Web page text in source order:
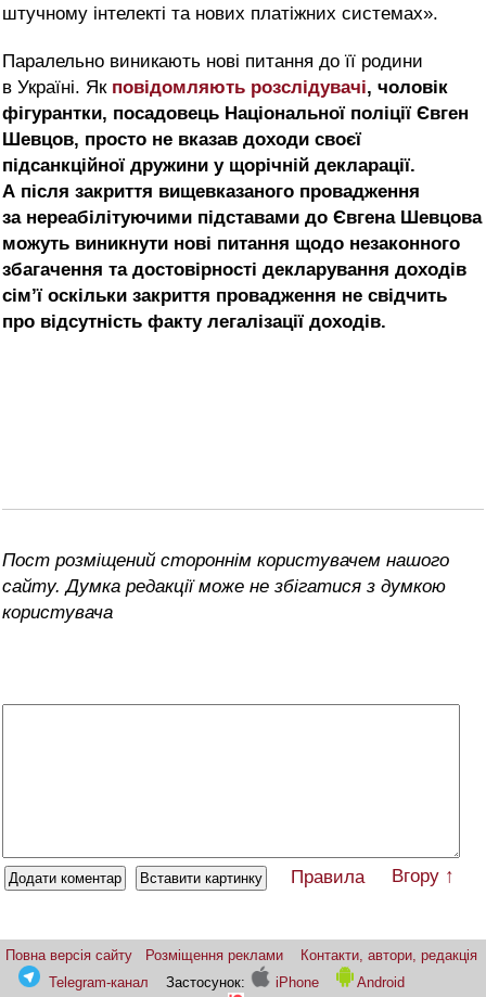
штучному інтелекті та нових платіжних системах».
Паралельно виникають нові питання до її родини
в Україні. Якповідомляють розслідувачі, чоловік
фігурантки, посадовець Національної поліції Євген
Шевцов, просто не вказав доходи своєї
підсанкційної дружини у щорічній декларації.
А після закриття вищевказаного провадження
за нереабілітуючими підставами до Євгена Шевцова
можуть виникнути нові питання щодо незаконного
збагачення та достовірності декларування доходів
сім’ї оскільки закриття провадження не свідчить
про відсутність факту легалізації доходів.
Пост розміщений стороннім користувачем нашого
сайту. Думка редакції може не збігатися з думкою
користувача
Правила Вгору ↑
Повна версія сайту Розміщення реклами
Контакти, автори, редакція
Telegram-канал
Застосунок: iPhone
Android